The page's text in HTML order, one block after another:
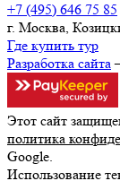
+7 (495) 646 75 85
г. Москва,
Где купить тур
Разработка сайта
Этот сайт
политика
Google.
Использование